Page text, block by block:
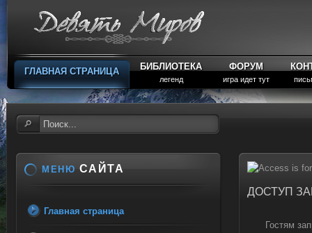
ГЛАВНАЯ СТРАНИЦА БИБЛИОТЕКА
легенд
ФОРУМ
игра идет тут
ДОСТУП
Гостям
МЕНЮ САЙТА
Главная страница